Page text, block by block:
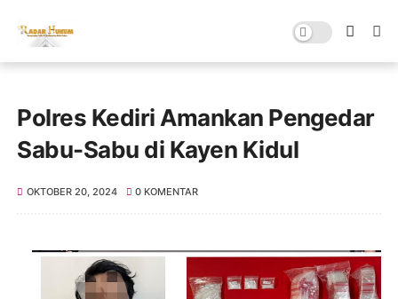
Polres Kediri Amankan Pengedar
Sabu-Sabu di Kayen Kidul
OKTOBER 20, 2024 0 KOMENTAR